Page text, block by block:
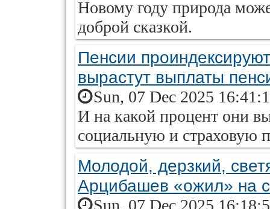
Новому году природа
доброй сказкой.
Пенсии
вырастут выплаты
Sun, 07 Dec 2025
И на какой процент они
социальную и страховую
Молодой, дерзкий,
Арцибашев «ожил» на
Sun, 07 Dec 2025